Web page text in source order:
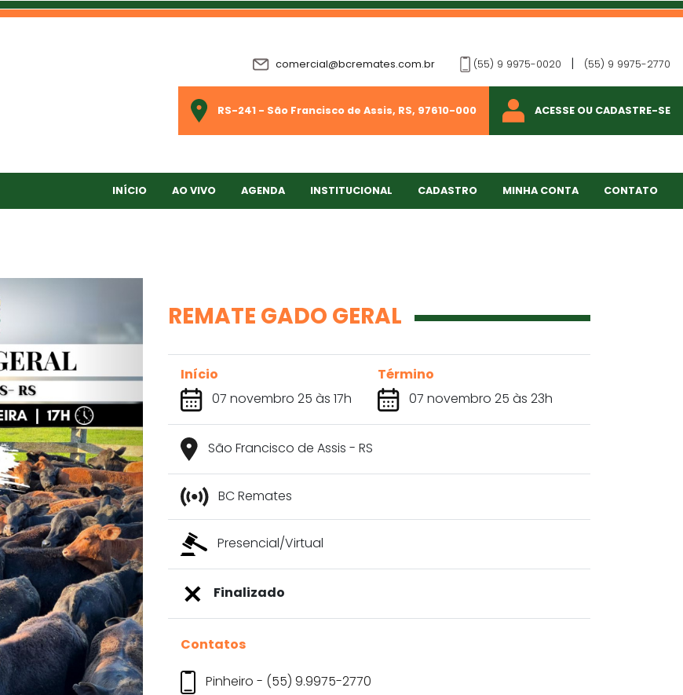
comercial@bcremates.com.br (55) 9 9975-0020 | (55) 9 9975-2770
RS-241 - São Francisco de Assis, RS, 97610-000 ACESSE OU CADASTRE-SE
INÍCIO AO VIVO AGENDA INSTITUCIONAL CADASTRO MINHA CONTA CONTATO
REMATE GADO GERAL
Início
07 novembro 25 às 17h
Término
07 novembro 25 às 23h
São Francisco de Assis - RS
BC Remates
Presencial/Virtual
Finalizado
Contatos
Pinheiro - (55) 9.9975-2770